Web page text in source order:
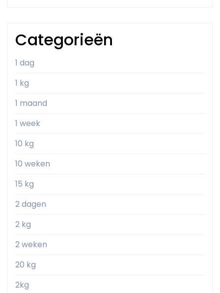
Categorieën
1 dag
1 kg
1 maand
1 week
10 kg
10 weken
15 kg
2 dagen
2 kg
2 weken
20 kg
2kg